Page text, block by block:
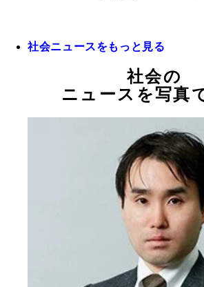
社会ニュースをもっと見る
社会の
ニュースを写真